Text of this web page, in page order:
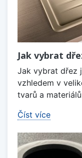
Jak vybrat
Jak vybrat dřez
vzhledem v
tvarů a
Číst více